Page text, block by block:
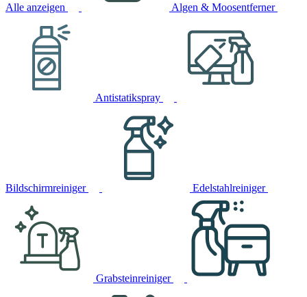
Alle anzeigen Algen & Moosentferner
Antistatikspray
Bildschirmreiniger Edelstahlreiniger
Grabsteinreiniger